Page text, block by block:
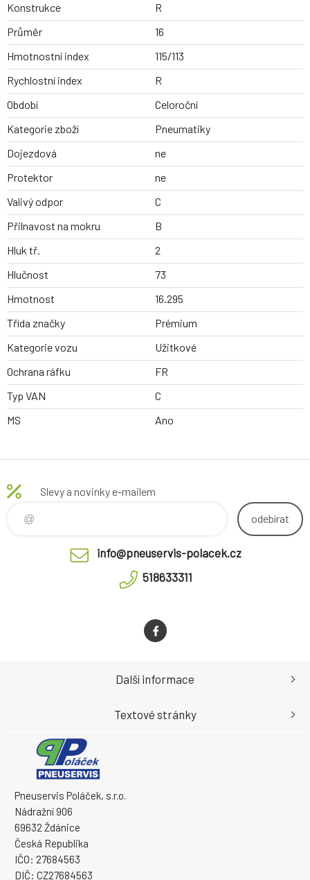
Konstrukce
R
Průměr
16
Hmotnostní index
115/113
Rychlostní index
R
Období
Celoroční
Kategorie zboží
Pneumatiky
Dojezdová
ne
Protektor
ne
Valivý odpor
C
Přilnavost na mokru
B
Hluk tř.
2
Hlučnost
73
Hmotnost
16.295
Třída značky
Prémium
Kategorie vozu
Užitkové
Ochrana ráfku
FR
Typ VAN
C
MS
Ano
Slevy a novinky e-mailem
odebírat
info@pneuservis-polacek.cz
518633311
Pneuservis Poláček, s.r.o.
Nádražní 906
69632 Ždánice
Česká Republika
IČO: 27684563
DIČ: CZ27684563
Další informace
Textové stránky